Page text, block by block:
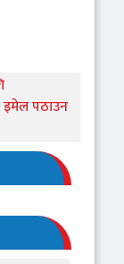
इमेल पठाउन